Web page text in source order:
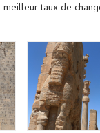
taux de